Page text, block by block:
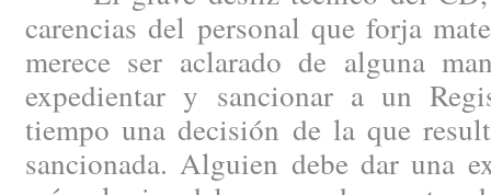
carencias del personal que forja
merece ser aclarado de alguna
expedientar y sancionar a un
tiempo una decisión de la que
sancionada. Alguien debe dar una